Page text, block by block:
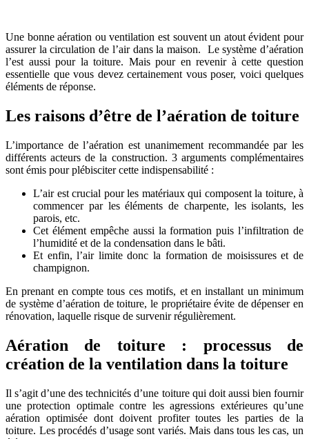
Une bonne aération ou ventilation est souvent un atout évident pour
assurer la circulation de l’air dans la maison. Le système d’aération
l’est aussi pour la toiture. Mais pour en revenir à cette question
essentielle que vous devez certainement vous poser, voici quelques
éléments de réponse.
Les raisons d’être de l’aération de toiture
L’importance de l’aération est unanimement recommandée par les
différents acteurs de la construction. 3 arguments complémentaires
sont émis pour plébisciter cette indispensabilité :
L’air est crucial pour les matériaux qui composent la toiture, à
commencer par les éléments de charpente, les isolants, les
parois, etc.
Cet élément empêche aussi la formation puis l’infiltration de
l’humidité et de la condensation dans le bâti.
Et enfin, l’air limite donc la formation de moisissures et de
champignon.
En prenant en compte tous ces motifs, et en installant un minimum
de système d’aération de toiture, le propriétaire évite de dépenser en
rénovation, laquelle risque de survenir régulièrement.
Aération de toiture : processus de
création de la ventilation dans la toiture
Il s’agit d’une des technicités d’une toiture qui doit aussi bien fournir
une protection optimale contre les agressions extérieures qu’une
aération optimisée dont doivent profiter toutes les parties de la
toiture. Les procédés d’usage sont variés. Mais dans tous les cas, un